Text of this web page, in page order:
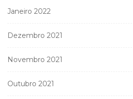
Janeiro 2022
Dezembro 2021
Novembro 2021
Outubro 2021